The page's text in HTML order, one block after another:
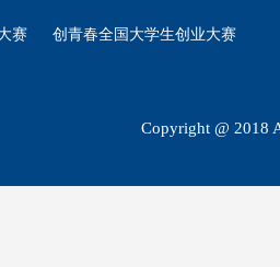
赛 创青春全国大学生创业大赛
Copyright @ 2018